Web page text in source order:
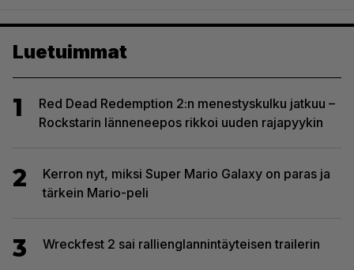
Luetuimmat
1
Red Dead Redemption 2:n menestyskulku jatkuu –
Rockstarin länneneepos rikkoi uuden rajapyykin
2
Kerron nyt, miksi Super Mario Galaxy on paras ja
tärkein Mario-peli
3 Wreckfest 2 sai rallienglannintäyteisen trailerin